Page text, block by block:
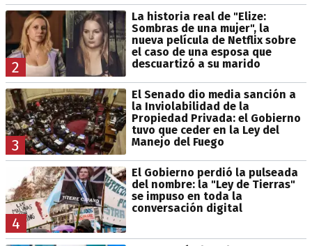
2
La historia real de "Elize:
Sombras de una mujer", la
nueva película de Netflix sobre
el caso de una esposa que
descuartizó a su marido
3
El Senado dio media sanción a
la Inviolabilidad de la
Propiedad Privada: el Gobierno
tuvo que ceder en la Ley del
Manejo del Fuego
4
El Gobierno perdió la pulseada
del nombre: la "Ley de Tierras"
se impuso en toda la
conversación digital